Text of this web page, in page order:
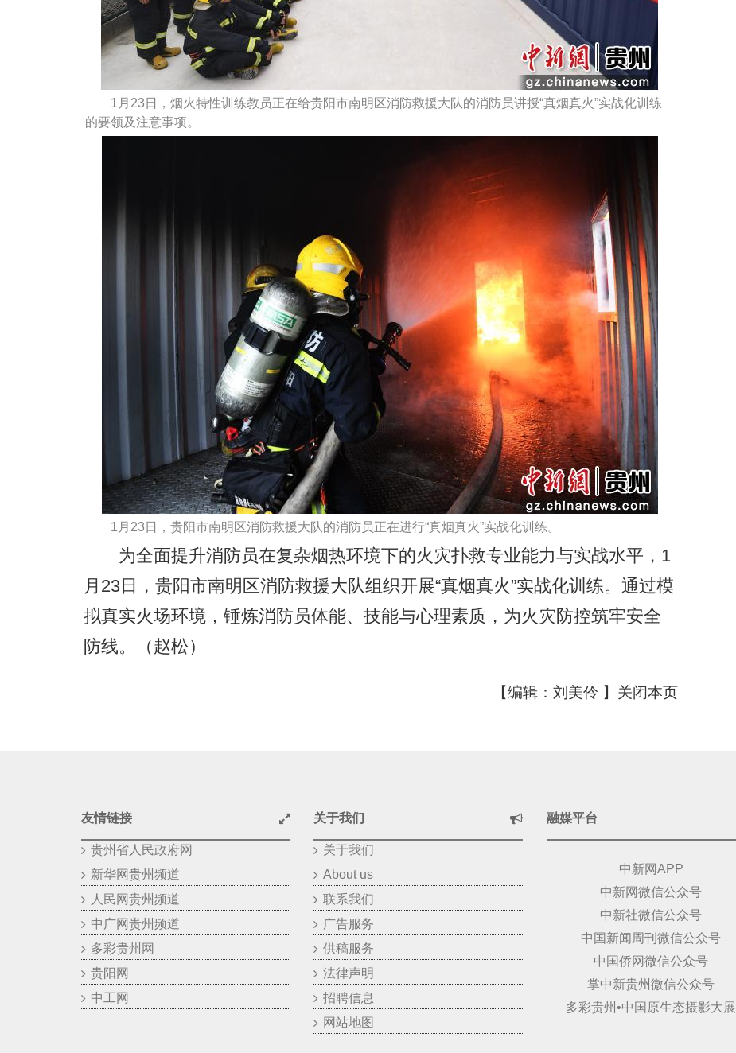
1月23日，烟火特性训练教员正在给贵阳市南明区消防救援大队的消防员讲授“真烟真火”实战化训练
的要领及注意事项。
1月23日，贵阳市南明区消防救援大队的消防员正在进行“真烟真火”实战化训练。
为全面提升消防员在复杂烟热环境下的火灾扑救专业能力与实战水平，1
月23日，贵阳市南明区消防救援大队组织开展“真烟真火”实战化训练。通过模
拟真实火场环境，锤炼消防员体能、技能与心理素质，为火灾防控筑牢安全
防线。（赵松）
【编辑：刘美伶 】 关闭本页
友情链接
贵州省人民政府网
新华网贵州频道
人民网贵州频道
中广网贵州频道
多彩贵州网
贵阳网
中工网
关于我们
关于我们
About us
联系我们
广告服务
供稿服务
法律声明
招聘信息
网站地图
融媒平台
中新网APP
中新网微信公众号
中新社微信公众号
中国新闻周刊微信公众号
中国侨网微信公众号
掌中新贵州微信公众号
多彩贵州•中国原生态摄影大展